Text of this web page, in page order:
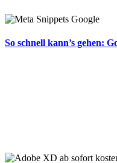
So schnell kann’s gehen: